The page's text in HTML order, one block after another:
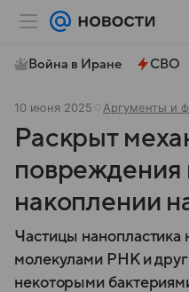
Война в Иране СВО
10 июня 2025 Аргументы и
Раскрыт
повреждения
накоплении
Частицы
молекулами РНК и
некоторыми